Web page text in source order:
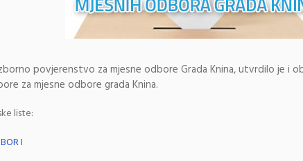
povjerenstvo za mjesne odbore Grada Knina, utvrdilo je i
za mjesne odbore grada Knina.
liste:
I